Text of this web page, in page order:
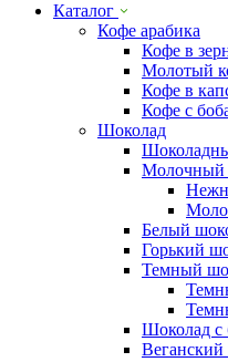
Каталог
Кофе арабика
Кофе в
Молотый
Кофе в
Кофе с
Шоколад
Молочный
Белый
Горький
Темный
Шоколад с